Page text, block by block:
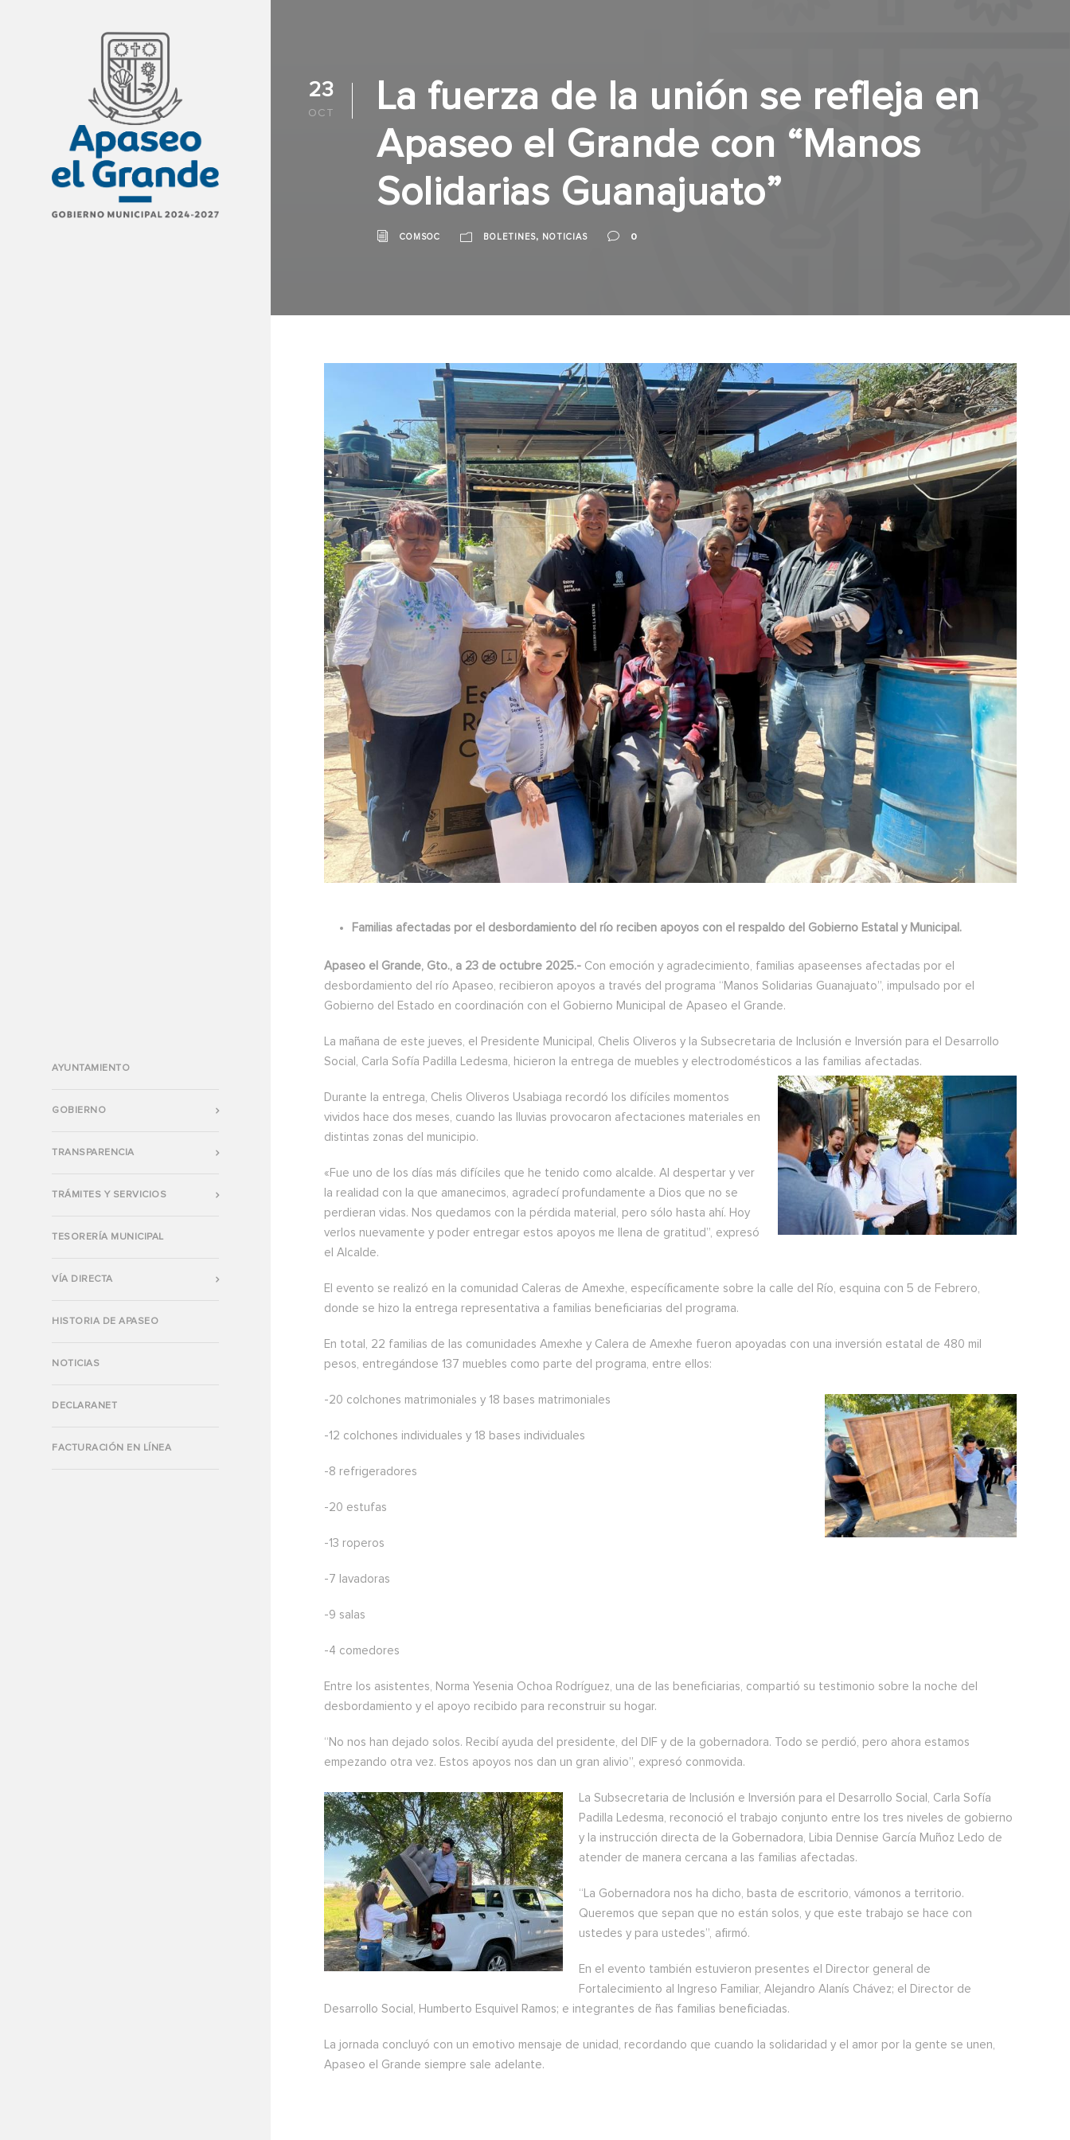
AYUNTAMIENTO
GOBIERNO
TRANSPARENCIA
TRÁMITES Y SERVICIOS
TESORERÍA MUNICIPAL
VÍA DIRECTA
HISTORIA DE APASEO
NOTICIAS
DECLARANET
FACTURACIÓN EN LÍNEA
23
OCT
La fuerza de la unión se refleja en
Apaseo el Grande con “Manos
Solidarias Guanajuato”
COMSOC BOLETINES, NOTICIAS 0
Familias afectadas por el desbordamiento del río reciben apoyos con el respaldo del Gobierno Estatal y Municipal.
Apaseo el Grande, Gto., a 23 de octubre 2025.- Con emoción y agradecimiento, familias apaseenses afectadas por el
desbordamiento del río Apaseo, recibieron apoyos a través del programa “Manos Solidarias Guanajuato”, impulsado por el
Gobierno del Estado en coordinación con el Gobierno Municipal de Apaseo el Grande.
La mañana de este jueves, el Presidente Municipal, Chelis Oliveros y la Subsecretaria de Inclusión e Inversión para el Desarrollo
Social, Carla Sofía Padilla Ledesma, hicieron la entrega de muebles y electrodomésticos a las familias afectadas.
Durante la entrega, Chelis Oliveros Usabiaga recordó los difíciles momentos
vividos hace dos meses, cuando las lluvias provocaron afectaciones materiales en
distintas zonas del municipio.
«Fue uno de los días más difíciles que he tenido como alcalde. Al despertar y ver
la realidad con la que amanecimos, agradecí profundamente a Dios que no se
perdieran vidas. Nos quedamos con la pérdida material, pero sólo hasta ahí. Hoy
verlos nuevamente y poder entregar estos apoyos me llena de gratitud”, expresó
el Alcalde.
El evento se realizó en la comunidad Caleras de Amexhe, específicamente sobre la calle del Río, esquina con 5 de Febrero,
donde se hizo la entrega representativa a familias beneficiarias del programa.
En total, 22 familias de las comunidades Amexhe y Calera de Amexhe fueron apoyadas con una inversión estatal de 480 mil
pesos, entregándose 137 muebles como parte del programa, entre ellos:
-20 colchones matrimoniales y 18 bases matrimoniales
-12 colchones individuales y 18 bases individuales
-8 refrigeradores
-20 estufas
-13 roperos
-7 lavadoras
-9 salas
-4 comedores
Entre los asistentes, Norma Yesenia Ochoa Rodríguez, una de las beneficiarias, compartió su testimonio sobre la noche del
desbordamiento y el apoyo recibido para reconstruir su hogar.
“No nos han dejado solos. Recibí ayuda del presidente, del DIF y de la gobernadora. Todo se perdió, pero ahora estamos
empezando otra vez. Estos apoyos nos dan un gran alivio”, expresó conmovida.
La Subsecretaria de Inclusión e Inversión para el Desarrollo Social, Carla Sofía
Padilla Ledesma, reconoció el trabajo conjunto entre los tres niveles de gobierno
y la instrucción directa de la Gobernadora, Libia Dennise García Muñoz Ledo de
atender de manera cercana a las familias afectadas.
“La Gobernadora nos ha dicho, basta de escritorio, vámonos a territorio.
Queremos que sepan que no están solos, y que este trabajo se hace con
ustedes y para ustedes”, afirmó.
En el evento también estuvieron presentes el Director general de
Fortalecimiento al Ingreso Familiar, Alejandro Alanís Chávez; el Director de
Desarrollo Social, Humberto Esquivel Ramos; e integrantes de ñas familias beneficiadas.
La jornada concluyó con un emotivo mensaje de unidad, recordando que cuando la solidaridad y el amor por la gente se unen,
Apaseo el Grande siempre sale adelante.